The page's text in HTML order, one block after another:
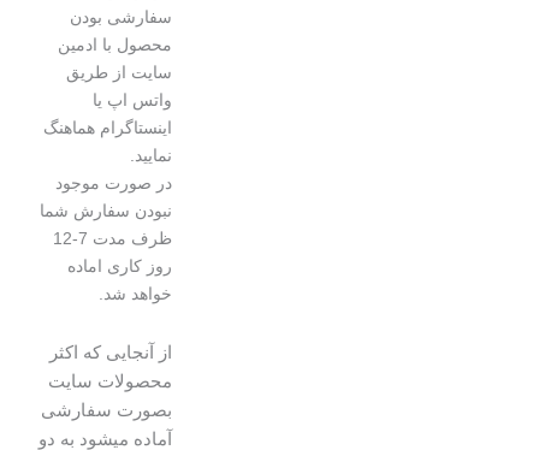
سفارشی بودن
محصول با ادمین
سایت از طریق
واتس اپ یا
اینستاگرام هماهنگ
نمایید.
در صورت موجود
نبودن سفارش شما
ظرف مدت 7-12
روز کاری اماده
خواهد شد.
از آنجایی که اکثر
محصولات سایت
بصورت سفارشی
آماده میشود به دو